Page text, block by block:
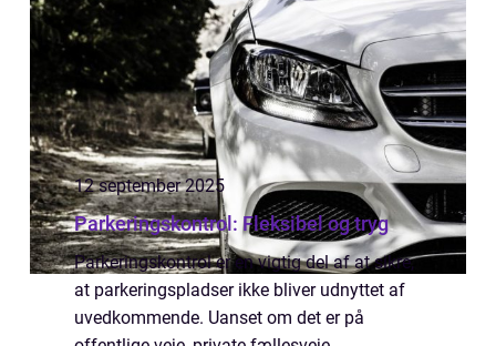
12 september 2025
Parkeringskontrol: Fleksibel og tryg
Parkeringskontrol er en vigtig del af at sikre,
at parkeringspladser ikke bliver udnyttet af
uvedkommende. Uanset om det er på